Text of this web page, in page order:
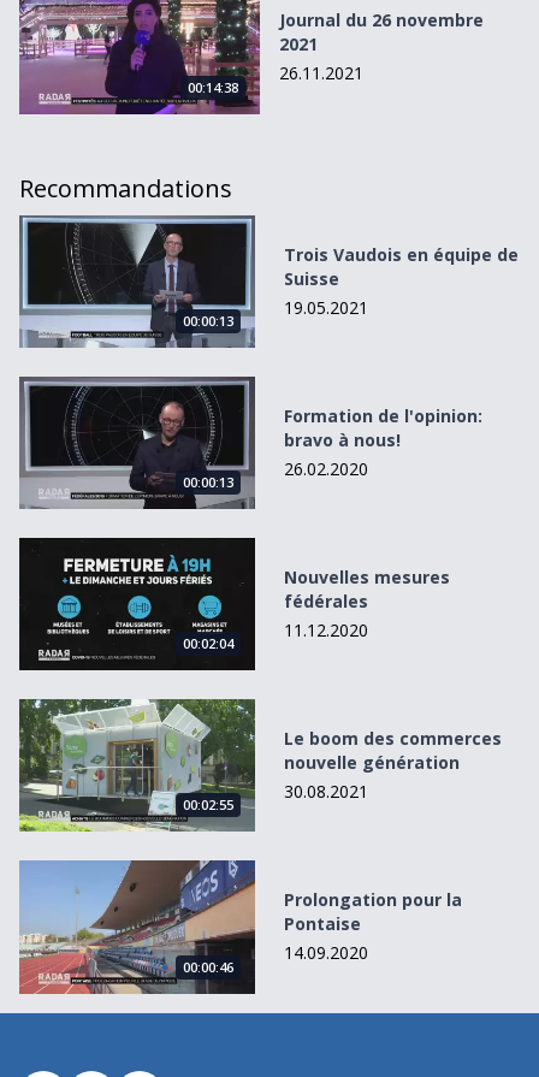
00:14:38
Journal du 26 novembre
2021
26.11.2021
Recommandations
Trois Vaudois en équipe de Suisse
00:00:13
Trois Vaudois en équipe de
Suisse
19.05.2021
Formation de l&#039;opinion: bravo à nous!
00:00:13
Formation de l'opinion:
bravo à nous!
26.02.2020
Nouvelles mesures fédérales
00:02:04
Nouvelles mesures
fédérales
11.12.2020
Le boom des commerces nouvelle génération
00:02:55
Le boom des commerces
nouvelle génération
30.08.2021
Prolongation pour la Pontaise
00:00:46
Prolongation pour la
Pontaise
14.09.2020